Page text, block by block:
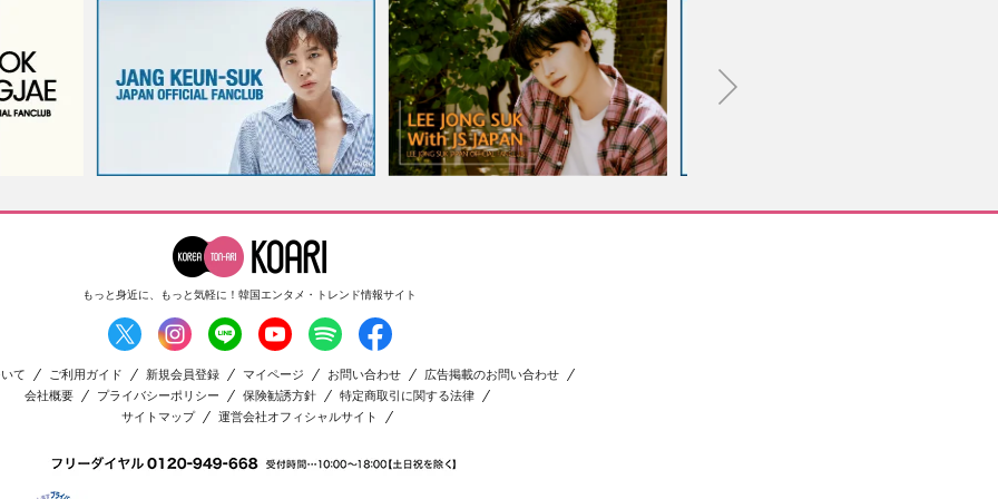
もっと身近に、もっと気軽に！ 韓国エンタメ・トレンド情報サイト
て ご利用ガイド 新規会員登録 マイページ お問い合わせ
広告掲載のお問い合わせ
会社概要
プライバシーポリシー 保険勧誘方針
特定商取引に関する法律
サイトマップ
運営会社オフィシャルサイト